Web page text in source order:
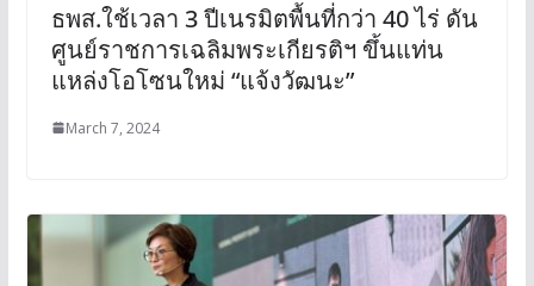
ธพส.ใช้เวลา 3 ปีเนรมิตพื้นที่กว่า 40 ไร่ ดัน
ศูนย์ราชการเฉลิมพระเกียรติฯ ขึ้นแท่น
แหล่งโอโซนใหม่ “แจ้งวัฒนะ”
March 7, 2024